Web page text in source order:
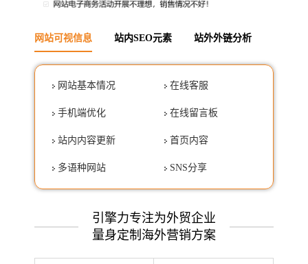
网站可视信息 站内SEO元素 站外外链分析
网站基本情况 在线客服
手机端优化 在线留言板
站内内容更新 首页内容
多语种网站 SNS分享
引擎力专注为外贸企业
量身定制海外营销方案